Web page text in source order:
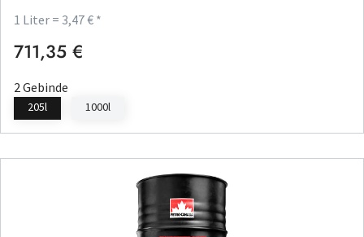
1 Liter = 3,47 € *
Regulärer Preis:
711,35 €
2 Gebinde
205l 1000l